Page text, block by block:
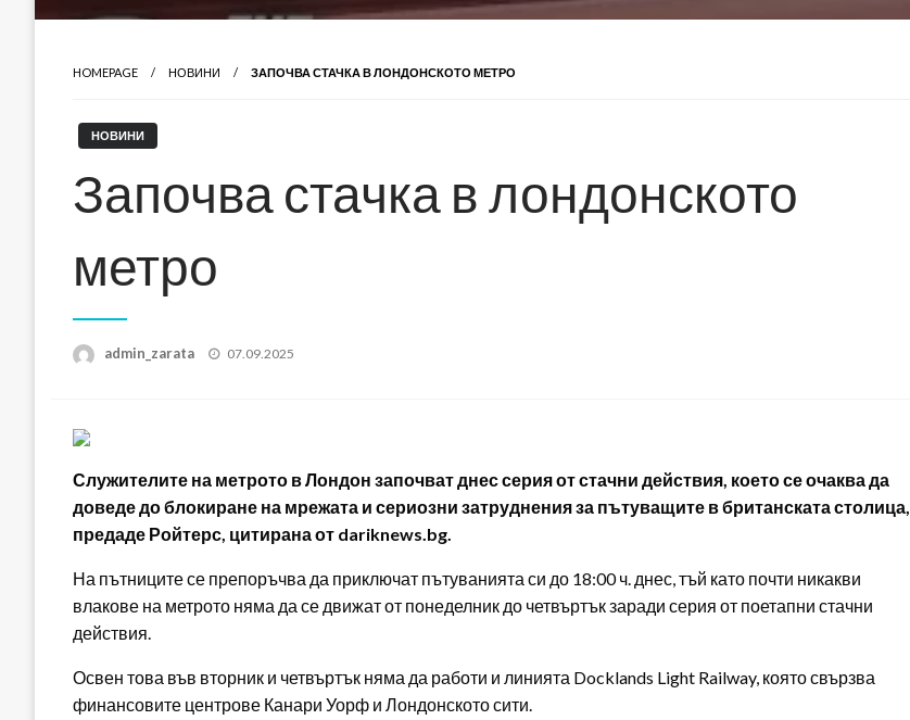
HOMEPAGE НОВИНИ ЗАПОЧВА СТАЧКА В ЛОНДОНСКОТО МЕТРО
НОВИНИ
Започва стачка в лондонското
метро
admin_zarata
Posted
07.09.2025
Служителите на метрото в Лондон започват днес серия от стачни действия, което се очаква да
доведе до блокиране на мрежата и сериозни затруднения за пътуващите в британската столица,
предаде Ройтерс, цитирана от dariknews.bg.
На пътниците се препоръчва да приключат пътуванията си до 18:00 ч. днес, тъй като почти никакви
влакове на метрото няма да се движат от понеделник до четвъртък заради серия от поетапни стачни
действия.
Освен това във вторник и четвъртък няма да работи и линията Docklands Light Railway, която свързва
финансовите центрове Канари Уорф и Лондонското сити.